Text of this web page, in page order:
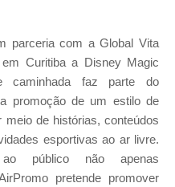
parceria com a Global Vita
Curitiba a Disney Magic
caminhada faz parte do
promoção de um estilo de
meio de histórias, conteúdos
esportivas ao ar livre.
público não apenas
pretende promover